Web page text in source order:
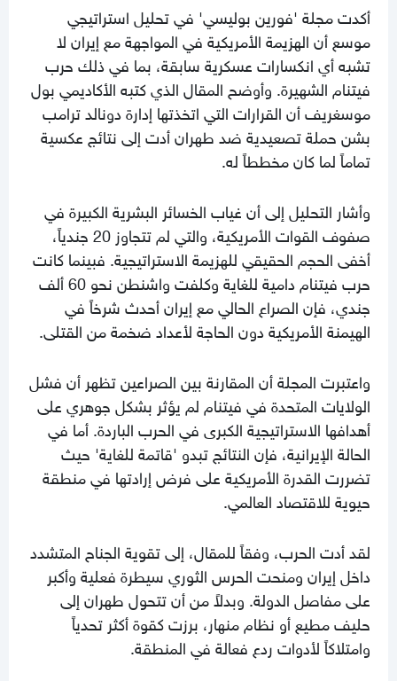
أكدت مجلة 'فورين بوليسي' في تحليل استراتيجي
موسع أن الهزيمة الأمريكية في المواجهة مع إيران لا
تشبه أي انكسارات عسكرية سابقة، بما في ذلك حرب
فيتنام الشهيرة. وأوضح المقال الذي كتبه الأكاديمي بول
موسغريف أن القرارات التي اتخذتها إدارة دونالد ترامب
بشن حملة تصعيدية ضد طهران أدت إلى نتائج عكسية
تماماً لما كان مخططاً له.
وأشار التحليل إلى أن غياب الخسائر البشرية الكبيرة في
صفوف القوات الأمريكية، والتي لم تتجاوز 20 جندياً،
أخفى الحجم الحقيقي للهزيمة الاستراتيجية. فبينما كانت
حرب فيتنام دامية للغاية وكلفت واشنطن نحو 60 ألف
جندي، فإن الصراع الحالي مع إيران أحدث شرخاً في
الهيمنة الأمريكية دون الحاجة لأعداد ضخمة من القتلى.
واعتبرت المجلة أن المقارنة بين الصراعين تظهر أن فشل
الولايات المتحدة في فيتنام لم يؤثر بشكل جوهري على
أهدافها الاستراتيجية الكبرى في الحرب الباردة. أما في
الحالة الإيرانية، فإن النتائج تبدو 'قاتمة للغاية' حيث
تضررت القدرة الأمريكية على فرض إرادتها في منطقة
حيوية للاقتصاد العالمي.
لقد أدت الحرب، وفقاً للمقال، إلى تقوية الجناح المتشدد
داخل إيران ومنحت الحرس الثوري سيطرة فعلية وأكبر
على مفاصل الدولة. وبدلاً من أن تتحول طهران إلى
حليف مطيع أو نظام منهار، برزت كقوة أكثر تحدياً
وامتلاكاً لأدوات ردع فعالة في المنطقة.